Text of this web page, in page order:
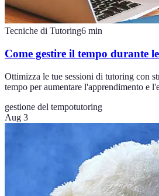
Tecniche di Tutoring6 min
Come gestire il tempo durante
Ottimizza le tue sessioni di tutoring con
tempo per aumentare l'apprendimento e
gestione del tempotutoring
Aug 3